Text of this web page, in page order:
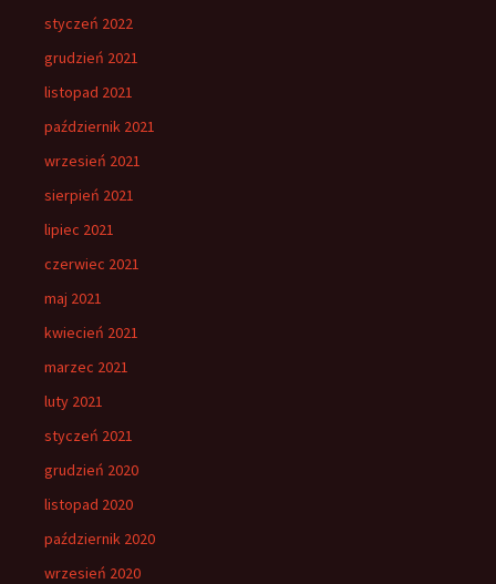
styczeń 2022
grudzień 2021
listopad 2021
październik 2021
wrzesień 2021
sierpień 2021
lipiec 2021
czerwiec 2021
maj 2021
kwiecień 2021
marzec 2021
luty 2021
styczeń 2021
grudzień 2020
listopad 2020
październik 2020
wrzesień 2020